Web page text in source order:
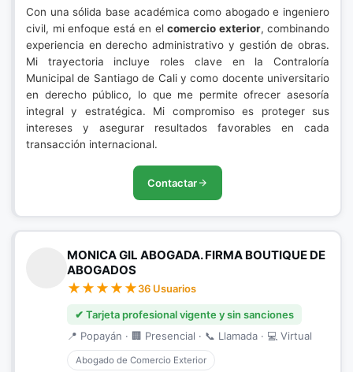
Con una sólida base académica como abogado e ingeniero
civil, mi enfoque está en el comercio exterior, combinando
experiencia en derecho administrativo y gestión de obras.
Mi trayectoria incluye roles clave en la Contraloría
Municipal de Santiago de Cali y como docente universitario
en derecho público, lo que me permite ofrecer asesoría
integral y estratégica. Mi compromiso es proteger sus
intereses y asegurar resultados favorables en cada
transacción internacional.
Contactar
MONICA GIL ABOGADA. FIRMA BOUTIQUE DE
ABOGADOS
36 Usuarios
✔ Tarjeta profesional vigente y sin sanciones
📍 Popayán · 🏢 Presencial · 📞 Llamada · 💻 Virtual
Abogado de Comercio Exterior